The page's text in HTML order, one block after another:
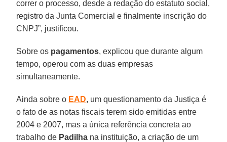
correr o processo, desde a redação do estatuto social,
registro da Junta Comercial e finalmente inscrição do
CNPJ”, justificou.
Sobre os pagamentos, explicou que durante algum
tempo, operou com as duas empresas
simultaneamente.
Ainda sobre o EAD, um questionamento da Justiça é
o fato de as notas fiscais terem sido emitidas entre
2004 e 2007, mas a única referência concreta ao
trabalho de Padilha na instituição, a criação de um